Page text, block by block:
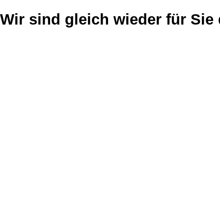
Wir sind gleich wieder für Sie